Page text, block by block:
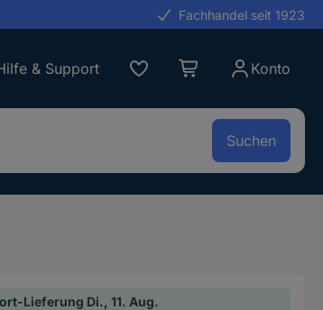
Fachhandel seit 1923
& Support Konto
Suchen
Lieferung Di., 11. Aug.